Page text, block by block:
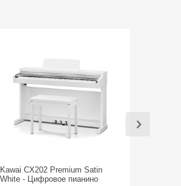
Kawai CX202 Premium Satin
White - Цифровое пианино